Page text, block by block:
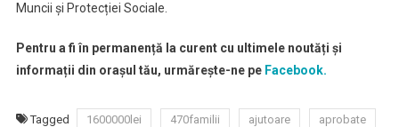
Muncii și Protecției Sociale.
Pentru a fi în permanență la curent cu ultimele noutăți și
informații din orașul tău, urmărește-ne peFacebook.
Tagged 1600000lei 470familii ajutoare
aprobate